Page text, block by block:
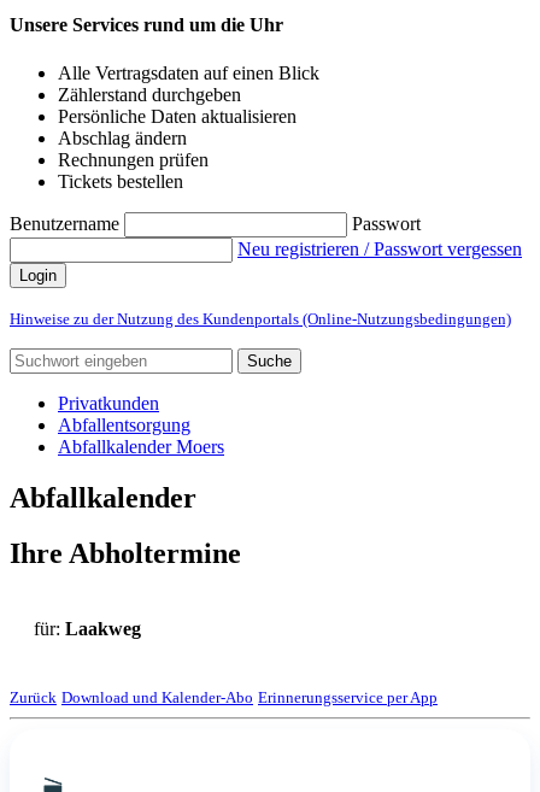
Unsere Services rund um die Uhr
Alle Vertragsdaten auf einen Blick
Zählerstand durchgeben
Persönliche Daten aktualisieren
Abschlag ändern
Rechnungen prüfen
Tickets bestellen
Benutzername
Passwort
Neu registrieren / Passwort vergessen
Login
Hinweise zu der Nutzung des Kundenportals (Online-Nutzungsbedingungen)
Suche
Privatkunden
Abfallentsorgung
Abfallkalender Moers
Abfallkalender
Ihre Abholtermine
für: Laakweg
Zurück Download und Kalender-Abo Erinnerungsservice per App